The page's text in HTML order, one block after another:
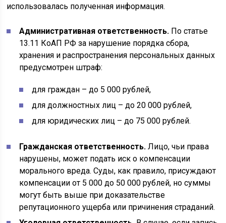
использовалась полученная информация.
Административная ответственность. По статье
13.11 КоАП РФ за нарушение порядка сбора,
хранения и распространения персональных данных
предусмотрен штраф:
для граждан – до 5 000 рублей,
для должностных лиц – до 20 000 рублей,
для юридических лиц – до 75 000 рублей.
Гражданская ответственность. Лицо, чьи права
нарушены, может подать иск о компенсации
морального вреда. Суды, как правило, присуждают
компенсации от 5 000 до 50 000 рублей, но суммы
могут быть выше при доказательстве
репутационного ущерба или причинения страданий.